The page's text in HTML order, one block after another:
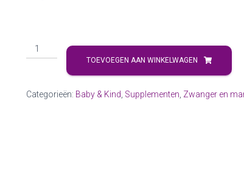
TOEVOEGEN AAN WINKELWAGEN
Categorieën: Baby & Kind Supplementen Zwanger en